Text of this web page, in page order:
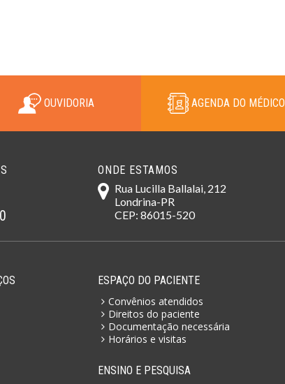
OUVIDORIA AGENDA DO MÉDICO
ONDE ESTAMOS
Rua Lucilla Ballalai, 212
Londrina-PR
CEP: 86015-520
ESPAÇO DO PACIENTE
Convênios atendidos
Direitos do paciente
Documentação necessária
Horários e visitas
ENSINO E PESQUISA